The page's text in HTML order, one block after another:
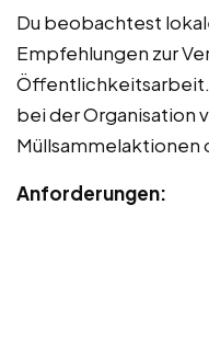
Du beobachtest
Empfehlungen zur
bei der Organisation
Müllsammelaktionen
Anforderungen: